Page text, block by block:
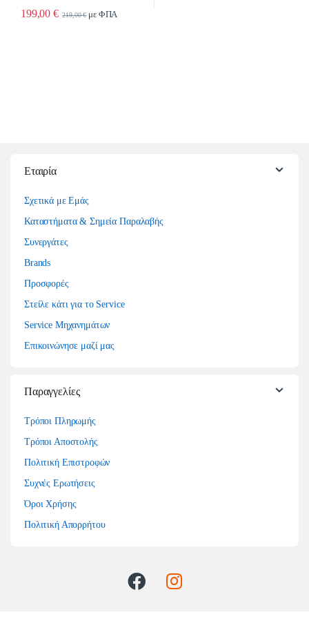
199,00€ 219,00€με ΦΠΑ
Εταιρία
Σχετικά με Εμάς
Καταστήματα & Σημεία Παραλαβής
Συνεργάτες
Brands
Προσφορές
Στείλε κάτι για το Service
Service Μηχανημάτων
Επικοινώνησε μαζί μας
Παραγγελίες
Τρόποι Πληρωμής
Τρόποι Αποστολής
Πολιτική Επιστροφών
Συχνές Ερωτήσεις
Όροι Χρήσης
Πολιτική Απορρήτου